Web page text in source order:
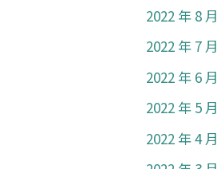
2022 年 8 月
2022 年 7 月
2022 年 6 月
2022 年 5 月
2022 年 4 月